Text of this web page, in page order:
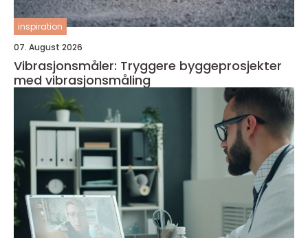
inspiration
07. August 2026
Vibrasjonsmåler: Tryggere byggeprosjekter
med vibrasjonsmåling